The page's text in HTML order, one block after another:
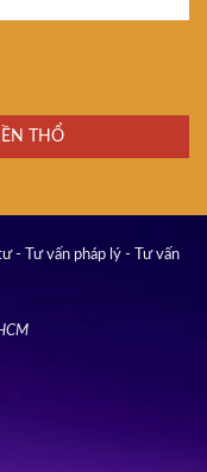
THỔ
- Tư vấn pháp lý - Tư vấn